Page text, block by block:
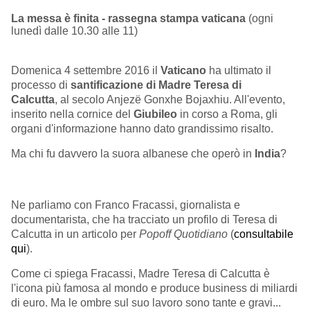
La messa è finita - rassegna stampa vaticana (ogni
lunedì dalle 10.30 alle 11)
Domenica 4 settembre 2016 il Vaticano ha ultimato il
processo di santificazione di Madre Teresa di
Calcutta, al secolo Anjezë Gonxhe Bojaxhiu. All'evento,
inserito nella cornice del Giubileo in corso a Roma, gli
organi d'informazione hanno dato grandissimo risalto.
Ma chi fu davvero la suora albanese che operò in India?
Ne parliamo con Franco Fracassi, giornalista e
documentarista, che ha tracciato un profilo di Teresa di
Calcutta in un articolo per Popoff Quotidiano (consultabile
qui).
Come ci spiega Fracassi, Madre Teresa di Calcutta è
l'icona più famosa al mondo e produce business di miliardi
di euro. Ma le ombre sul suo lavoro sono tante e gravi...